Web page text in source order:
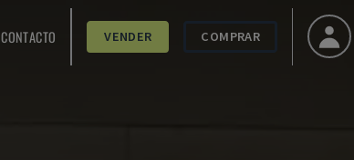
CONTACTO VENDER COMPRAR